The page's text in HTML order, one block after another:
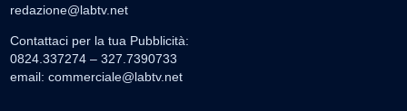
redazione@labtv.net
Contattaci per la tua Pubblicità:
0824.337274 – 327.7390733
email: commerciale@labtv.net